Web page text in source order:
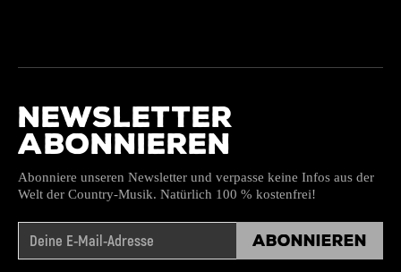
NEWSLETTER
ABONNIEREN
Abonniere unseren Newsletter und verpasse keine Infos aus der
Welt der Country-Musik. Natürlich 100 % kostenfrei!
Abonnieren